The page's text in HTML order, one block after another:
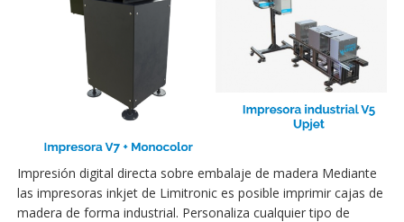
Impresión digital directa sobre embalaje de madera Mediante
las impresoras inkjet de Limitronic es posible imprimir cajas de
madera de forma industrial. Personaliza cualquier tipo de